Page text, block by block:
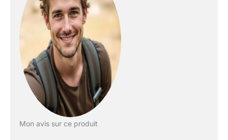
1 poche de chargement,
2 grandes poches
zippées, 1 poche pour
ordinateur portable de 16
pouces et une poche
pour iPad à l’intérieur ; 1
poche frontale moyenne
zippée avec 2 poches
ouvertes et poche à
Mon avis sur ce produit